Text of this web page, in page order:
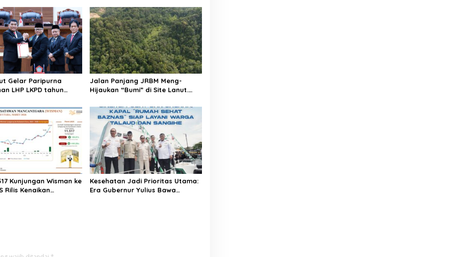
Gelar Paripurna
LHP LKPD tahun
Jalan Panjang JRBM Meng-
Hijaukan “Bumi” di Site Lanut.
Ilegal Mining
Kunjungan Wisman ke
Rilis Kenaikan
Kesehatan Jadi Prioritas Utama:
Era Gubernur Yulius Bawa